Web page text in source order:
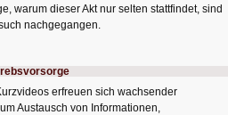
warum dieser Akt nur selten stattfindet, sind
nachgegangen.
erfreuen sich wachsender
Austausch von Informationen,